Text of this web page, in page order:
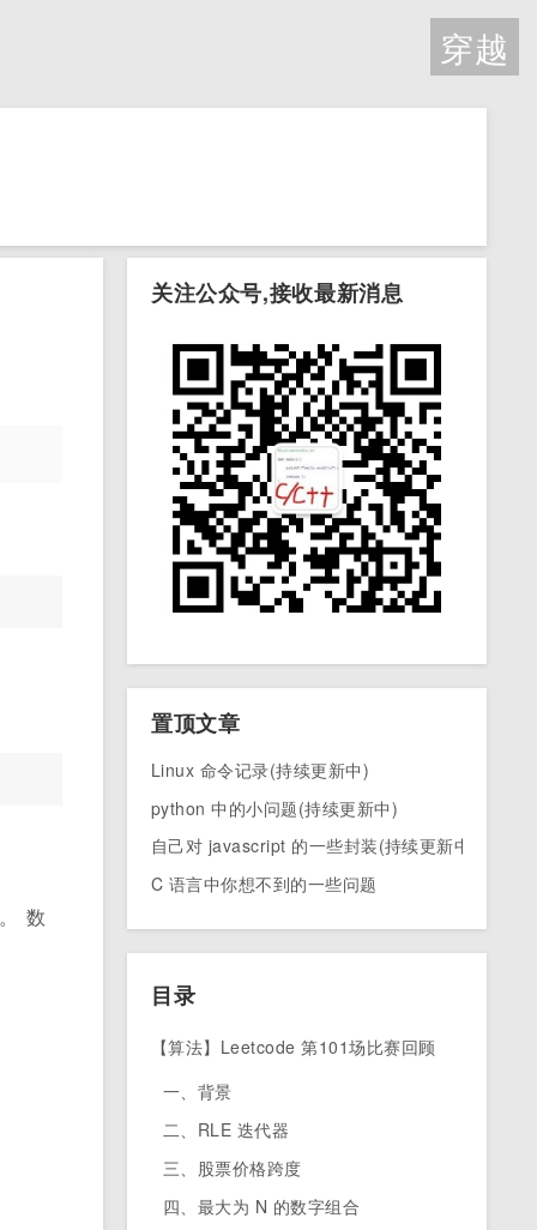
数
关注公众号,接收最新消息
置顶文章
Linux 命令记录(持续更新中)
python 中的小问题(持续更新中)
自己对 javascript 的一些封装(持续更新中)
C 语言中你想不到的一些问题
目录
【算法】Leetcode 第101场比赛回顾
一、背景
二、RLE 迭代器
三、股票价格跨度
四、最大为 N 的数字组合
穿越